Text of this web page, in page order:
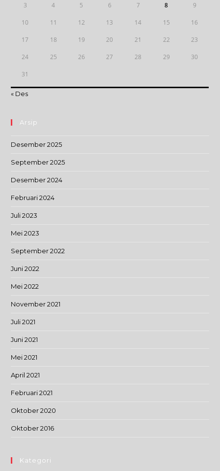
3 4 5 6 7 8 9
10 11 12 13 14 15 16
17 18 19 20 21 22 23
24 25 26 27 28 29 30
31
« Des
Arsip
Desember 2025
September 2025
Desember 2024
Februari 2024
Juli 2023
Mei 2023
September 2022
Juni 2022
Mei 2022
November 2021
Juli 2021
Juni 2021
Mei 2021
April 2021
Februari 2021
Oktober 2020
Oktober 2016
Kategori